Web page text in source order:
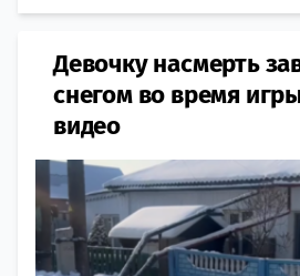
Девочку насмерть
снегом во время
видео